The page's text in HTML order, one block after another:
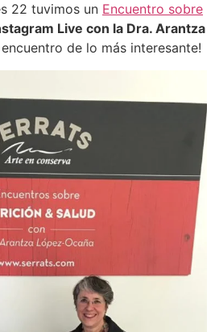
22 tuvimos un Encuentro sobre
Live con la Dra. Arantza
encuentro de lo más interesante!